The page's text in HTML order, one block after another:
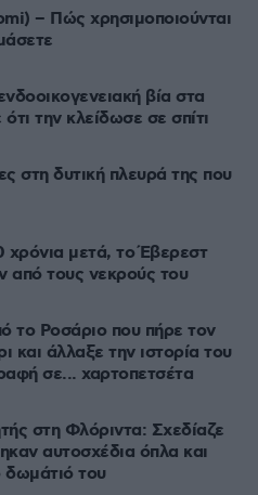
– Πώς χρησιμοποιούνται
βία στα
την κλείδωσε σε σπίτι
στη δυτική πλευρά της που
μετά, το Έβερεστ
από τους νεκρούς του
το Ροσάριο που πήρε τον
και άλλαξε την ιστορία του
σε... χαρτοπετσέτα
στη Φλόριντα: Σχεδίαζε
αυτοσχέδια όπλα και
δωμάτιό του